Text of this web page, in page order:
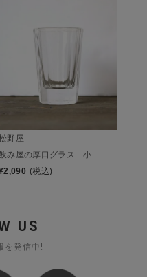
野屋
み屋の厚口グラス 小
2,090 (税込)
US
を発信中!